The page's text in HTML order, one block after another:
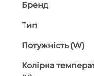
Бренд
Тип
Потужність (W)
Колірна